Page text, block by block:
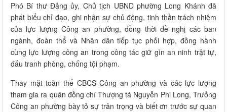
Phó Bí thư Đảng ủy, Chủ tịch UBND phường Long Khánh đã
phát biểu chỉ đạo, ghi nhận sự chủ động, tinh thần trách nhiệm
của lực lượng Công an phường, đồng thời đề nghị các ban
ngành, đoàn thể và Nhân dân tiếp tục phối hợp, đồng hành
cùng lực lượng công an trong công tác giữ gìn an ninh trật tự,
đấu tranh phòng, chống tội phạm.
Thay mặt toàn thể CBCS Công an phường và các lực lượng
tham gia ra quân đồng chí Thượng tá Nguyễn Phi Long, Trưởng
Công an phường bày tỏ sự trân trọng và biết ơn trước sự quan